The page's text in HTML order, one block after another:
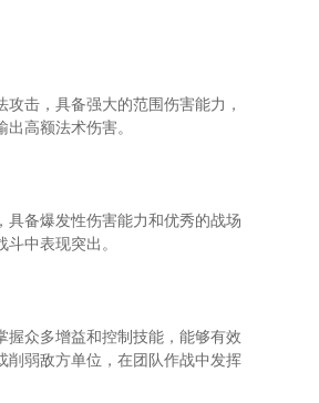
攻击，具备强大的范围伤害能力，
高额法术伤害。
具备爆发性伤害能力和优秀的战场
中表现突出。
握众多增益和控制技能，能够有效
削弱敌方单位，在团队作战中发挥